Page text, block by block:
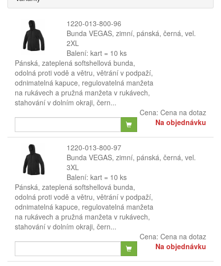
1220-013-800-96
Bunda VEGAS, zimní, pánská, černá, vel.
2XL
Balení: kart = 10 ks
Pánská, zateplená softshellová bunda,
odolná proti vodě a větru, větrání v podpaží,
odnimatelná kapuce, regulovatelná manžeta
na rukávech a pružná manžeta v rukávech,
stahování v dolním okraji, čern...
Cena: Cena na dotaz
Na objednávku
1220-013-800-97
Bunda VEGAS, zimní, pánská, černá, vel.
3XL
Balení: kart = 10 ks
Pánská, zateplená softshellová bunda,
odolná proti vodě a větru, větrání v podpaží,
odnimatelná kapuce, regulovatelná manžeta
na rukávech a pružná manžeta v rukávech,
stahování v dolním okraji, čern...
Cena: Cena na dotaz
Na objednávku